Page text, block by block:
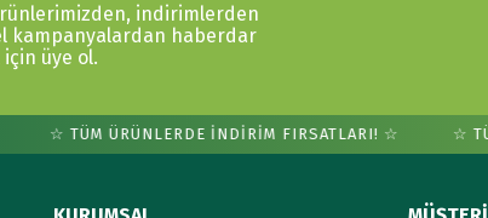
indirimlerden
kampanyalardan haberdar
üye ol.
☆ TÜM ÜRÜNLERDE İNDİRİM FIRSATLARI! ☆ ☆